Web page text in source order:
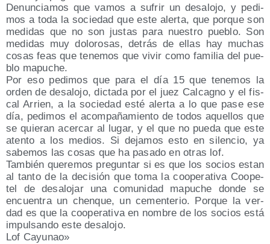
Denun­cia­mos que vamos a sufrir un des­alo­jo, y pedi­
mos a toda la socie­dad que este aler­ta, que por­que son
medi­das que no son jus­tas para nues­tro pue­blo. Son
medi­das muy dolo­ro­sas, detrás de ellas hay muchas
cosas feas que tene­mos que vivir como fami­lia del pue­
blo mapu­che.
Por eso pedi­mos que para el día 15 que tene­mos la
orden de des­alo­jo, dic­ta­da por el juez Cal­cagno y el fis­
cal Arrien, a la socie­dad esté aler­ta a lo que pase ese
día, pedi­mos el acom­pa­ña­mien­to de todos aque­llos que
se quie­ran acer­car al lugar, y el que no pue­da que este
aten­to a los medios. Si deja­mos esto en silen­cio, ya
sabe­mos las cosas que ha pasa­do en otras lof.
Tam­bién que­re­mos pre­gun­tar si es que los socios estan
al tan­to de la deci­sión que toma la coope­ra­ti­va Coope­
tel de des­alo­jar una comu­ni­dad mapu­che don­de se
encuen­tra un chen­que, un cemen­te­rio. Por­que la ver­
dad es que la coope­ra­ti­va en nom­bre de los socios está
impul­san­do este des­alo­jo.
Lof Cayu­nao»